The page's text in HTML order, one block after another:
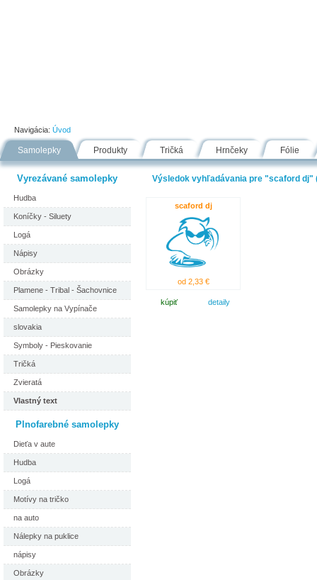
Navigácia: Úvod
Samolepky Produkty Tričká Hrnčeky Fólie
Vyrezávané samolepky
Hudba
Koníčky - Siluety
Logá
Nápisy
Obrázky
Plamene - Tribal - Šachovnice
Samolepky na Vypínače
slovakia
Symboly - Pieskovanie
Tričká
Zvieratá
Vlastný text
Plnofarebné samolepky
Dieťa v aute
Hudba
Logá
Motívy na tričko
na auto
Nálepky na puklice
nápisy
Obrázky
Výsledok vyhľadávania pre "scaford dj"
scaford dj
od 2,33 €
kúpiť detaily